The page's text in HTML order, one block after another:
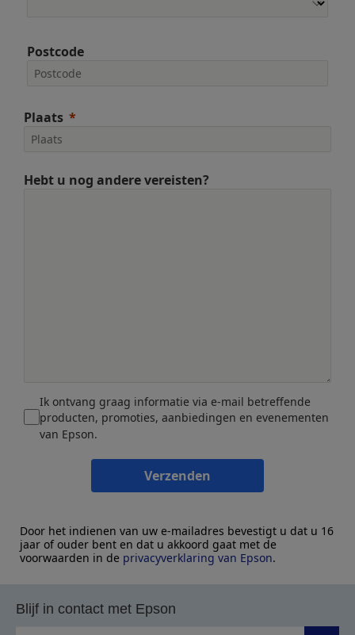
Postcode
Plaats
Hebt u nog andere vereisten?
Ik ontvang graag informatie via e-mail betreffende
producten, promoties, aanbiedingen en evenementen
van Epson.
Verzenden
Door het indienen van uw e-mailadres bevestigt u dat u 16
jaar of ouder bent en dat u akkoord gaat met de
voorwaarden in de privacyverklaring van Epson.
Blijf in contact met Epson